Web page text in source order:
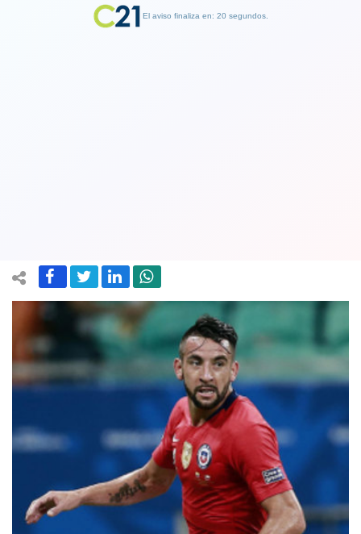
El aviso finaliza en: 19 segundos.